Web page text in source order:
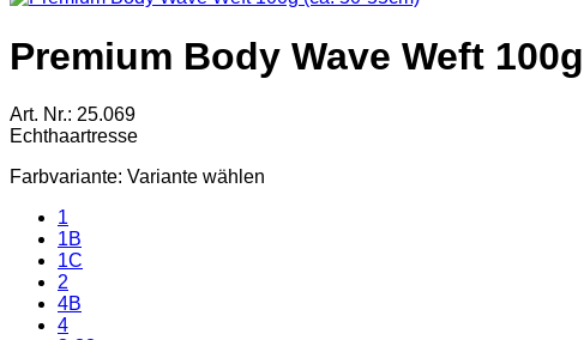
Premium Body Wave Weft
Art. Nr.: 25.069
Echthaartresse
Farbvariante: Variante wählen
1
1B
1C
2
4B
4